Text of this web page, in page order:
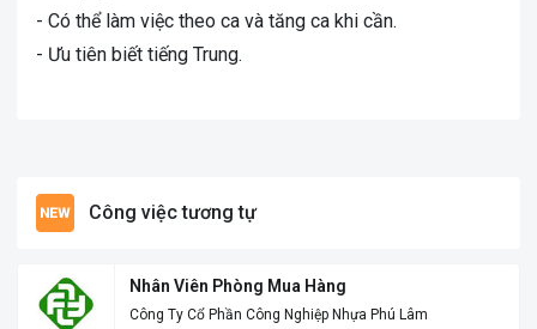
- Có thể làm việc theo ca và tăng ca khi cần.
- Ưu tiên biết tiếng Trung.
Công việc tương tự
Nhân Viên Phòng Mua Hàng
Công Ty Cổ Phần Công Nghiệp Nhựa Phú Lâm